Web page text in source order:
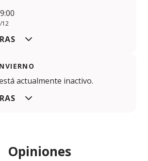
12
actualmente inactivo.
Opiniones